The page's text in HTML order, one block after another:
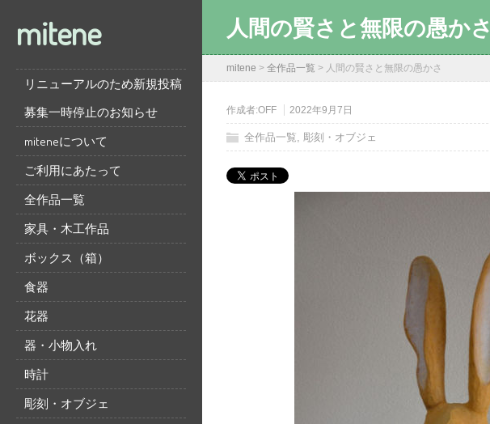
mitene
リニューアルのため新規投稿
募集一時停止のお知らせ
miteneについて
ご利用にあたって
全作品一覧
家具・木工作品
ボックス（箱）
食器
花器
器・小物入れ
時計
彫刻・オブジェ
人間の賢さと無限の愚かさ
mitene > 全作品一覧 > 人間の賢さと無限の愚かさ
作成者:OFF 2022年9月7日
全作品一覧, 彫刻・オブジェ